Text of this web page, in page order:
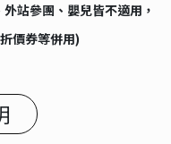
站參團、嬰兒皆不適用，
價券等併用)